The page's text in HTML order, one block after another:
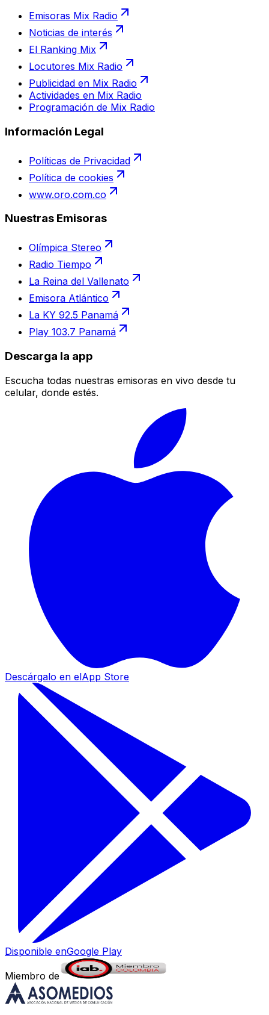
Emisoras Mix Radio
Noticias de interés
El Ranking Mix
Locutores Mix Radio
Publicidad en Mix Radio
Actividades en Mix Radio
Programación de Mix Radio
Información Legal
Políticas de Privacidad
Política de cookies
www.oro.com.co
Nuestras Emisoras
Olímpica Stereo
Radio Tiempo
La Reina del Vallenato
Emisora Atlántico
La KY 92.5 Panamá
Play 103.7 Panamá
Descarga la app
Escucha todas nuestras emisoras en vivo desde tu
celular, donde estés.
Descárgalo en elApp Store
Disponible enGoogle Play
Miembro de